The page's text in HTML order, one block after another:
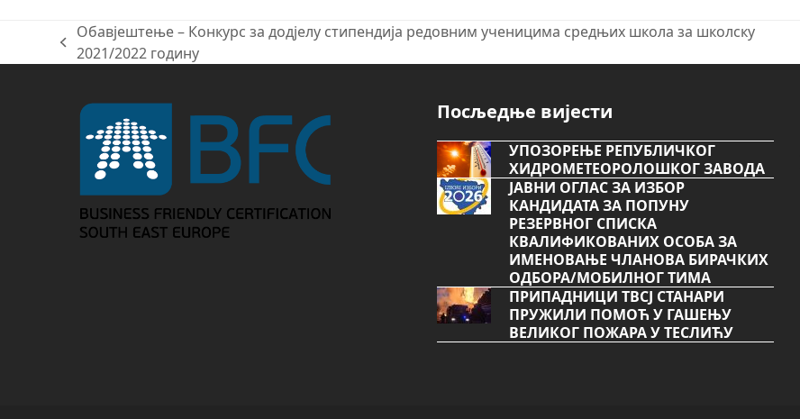
previous
Обавјештење – Конкурс за додјелу стипендија редовним ученицима средњих школа за школску
2021/2022 годину
Посљедње вијести
УПОЗОРЕЊЕ РЕПУБЛИЧКОГ
ХИДРОМЕТЕОРОЛОШКОГ ЗАВОДА
ЈАВНИ ОГЛАС ЗА ИЗБОР
КАНДИДАТА ЗА ПОПУНУ
РЕЗЕРВНОГ СПИСКА
КВАЛИФИКОВАНИХ ОСОБА ЗА
ИМЕНОВАЊЕ ЧЛАНОВА БИРАЧКИХ
ОДБОРА/МОБИЛНОГ ТИМА
ПРИПАДНИЦИ ТВСЈ СТАНАРИ
ПРУЖИЛИ ПОМОЋ У ГАШЕЊУ
ВЕЛИКОГ ПОЖАРА У ТЕСЛИЋУ